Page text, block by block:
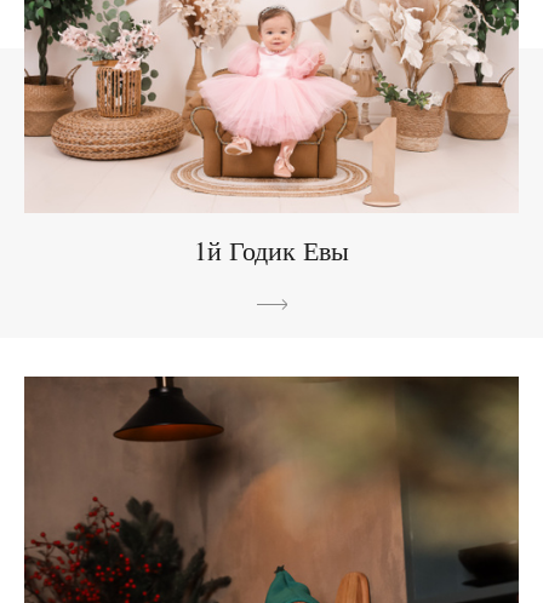
1й Годик Евы